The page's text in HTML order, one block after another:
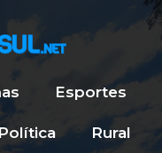
Esportes
Política Rural